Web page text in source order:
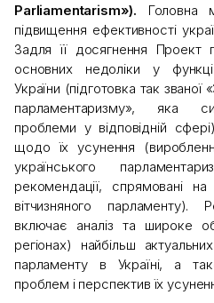
Parliamentarism»). Головна
підвищення ефективності
Задля її досягнення Проект
основних недоліки у
України (підготовка так званої
парламентаризму», яка
проблеми у відповідній
щодо їх усунення
українського
рекомендації, спрямовані
вітчизняного парламенту).
включає аналіз та широке
регіонах) найбільш
парламенту в Україні, а
проблем і перспектив їх